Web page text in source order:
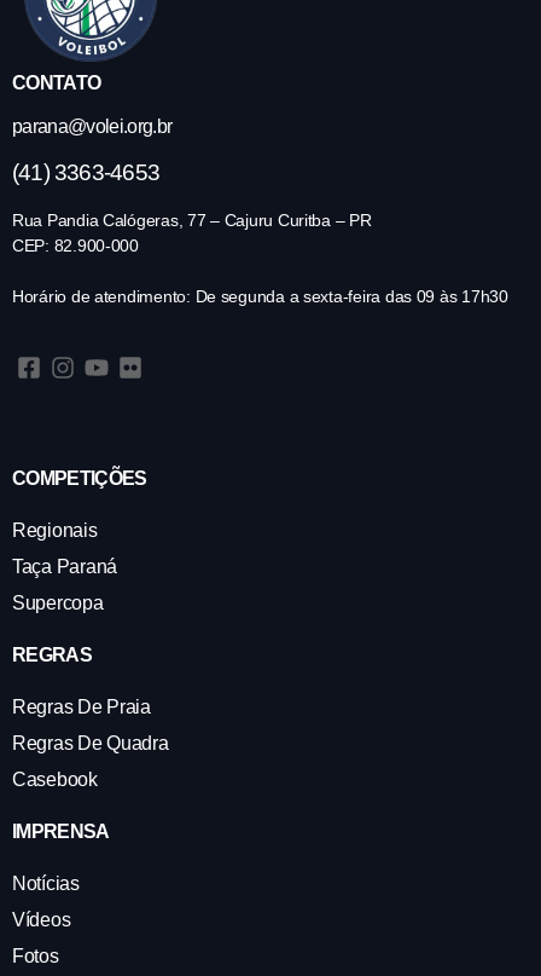
CONTATO
parana@volei.org.br
(41) 3363-4653
Rua Pandia Calógeras, 77 – Cajuru Curitba – PR
CEP: 82.900-000
Horário de atendimento: De segunda a sexta-feira das 09 às 17h30
COMPETIÇÕES
Regionais
Taça Paraná
Supercopa
REGRAS
Regras De Praia
Regras De Quadra
Casebook
IMPRENSA
Notícias
Vídeos
Fotos